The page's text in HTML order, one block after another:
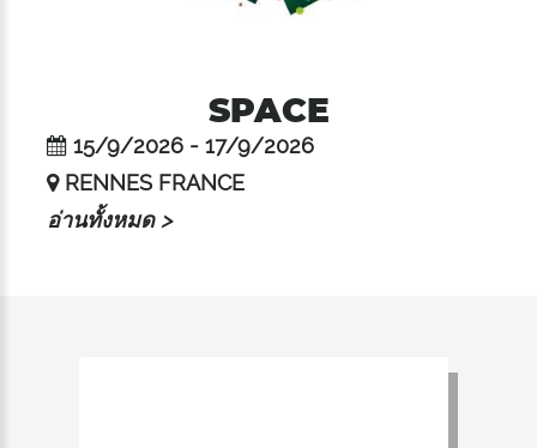
SPACE
15/9/2026 - 17/9/2026
RENNES FRANCE
อ่านทั้งหมด >